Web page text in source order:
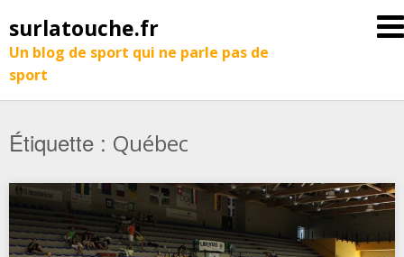
surlatouche.fr
Un blog de sport qui ne parle pas de
sport
Étiquette : Québec